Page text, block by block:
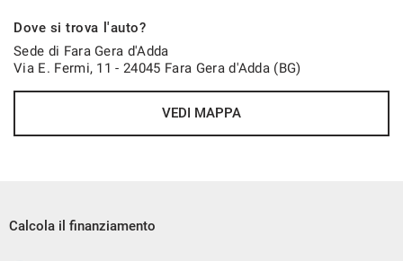
Volante multifunzione
Dove si trova l'auto?
Sede di Fara Gera d'Adda
Via E. Fermi, 11 - 24045 Fara Gera d'Adda (BG)
VEDI MAPPA
Calcola il finanziamento